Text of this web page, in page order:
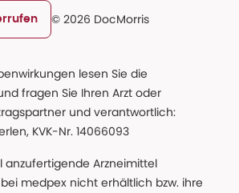
© 2026 DocMorris
lesen Sie die
fragen Sie Ihren Arzt oder
und verantwortlich:
KVK-Nr. 14066093
anzufertigende Arzneimittel
medpex nicht erhältlich bzw. ihre